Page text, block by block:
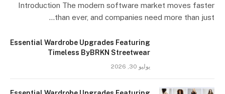
Introduction The modern software market moves faster
than ever, and companies need more than just…
Essential Wardrobe Upgrades Featuring
Timeless ByBRKN Streetwear
يوليو 30, 2026